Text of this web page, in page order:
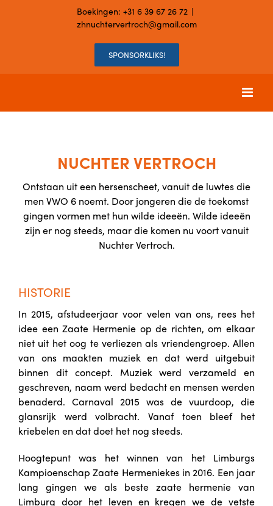
Boekingen: +31 6 39 67 26 72 |
zhnuchtervertroch@gmail.com
SPONSORKLIKS!
NUCHTER VERTROCH
Ontstaan uit een hersenscheet, vanuit de luwtes die
men VWO 6 noemt. Door jongeren die de toekomst
gingen vormen met hun wilde ideeën. Wilde ideeën
zijn er nog steeds, maar die komen nu voort vanuit
Nuchter Vertroch.
HISTORIE
In 2015, afstudeerjaar voor velen van ons, rees het
idee een Zaate Hermenie op de richten, om elkaar
niet uit het oog te verliezen als vriendengroep. Allen
van ons maakten muziek en dat werd uitgebuit
binnen dit concept. Muziek werd verzameld en
geschreven, naam werd bedacht en mensen werden
benaderd. Carnaval 2015 was de vuurdoop, die
glansrijk werd volbracht. Vanaf toen bleef het
kriebelen en dat doet het nog steeds.
Hoogtepunt was het winnen van het Limburgs
Kampioenschap Zaate Hermeniekes in 2016. Een jaar
lang gingen we als beste zaate hermenie van
Limburg door het leven en kregen we de vetste